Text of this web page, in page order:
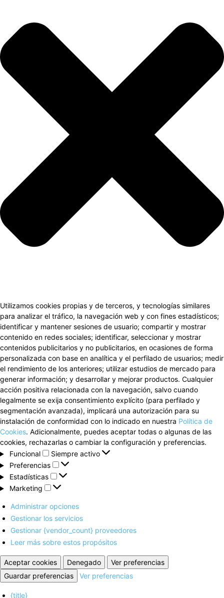
Utilizamos cookies propias y de terceros, y tecnologías similares
para analizar el tráfico, la navegación web y con fines estadísticos;
identificar y mantener sesiones de usuario; compartir y mostrar
contenido en redes sociales; identificar, seleccionar y mostrar
contenidos publicitarios y no publicitarios, en ocasiones de forma
personalizada con base en analítica y el perfilado de usuarios; medir
el rendimiento de los anteriores; utilizar estudios de mercado para
generar información; y desarrollar y mejorar productos. Cualquier
acción positiva relacionada con la navegación, salvo cuando
legalmente se exija consentimiento explícito (para perfilado y
segmentación avanzada), implicará una autorización para su
instalación de conformidad con lo indicado en nuestra Política de
Cookies. Adicionalmente, puedes aceptar todas o algunas de las
cookies, rechazarlas o cambiar la configuración y preferencias.
Funcional
Funcional
Siempre activo
Preferencias
Preferencias
Estadísticas
Estadísticas
Marketing
Marketing
Administrar opciones
Gestionar los servicios
Gestionar {vendor_count} proveedores
Leer más sobre estos propósitos
Aceptar cookies Denegado
Ver preferencias
Guardar preferencias
Ver preferencias
{title}